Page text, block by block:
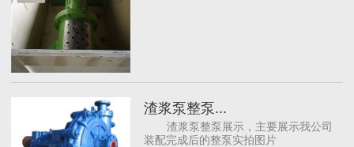
渣浆泵整泵...
渣浆泵整泵展示，主要展示我公司
装配完成后的整泵实拍图片